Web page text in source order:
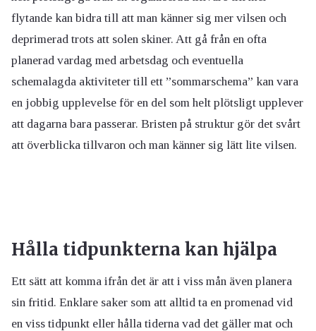
flytande kan bidra till att man känner sig mer vilsen och
deprimerad trots att solen skiner. Att gå från en ofta
planerad vardag med arbetsdag och eventuella
schemalagda aktiviteter till ett ”sommarschema” kan vara
en jobbig upplevelse för en del som helt plötsligt upplever
att dagarna bara passerar. Bristen på struktur gör det svårt
att överblicka tillvaron och man känner sig lätt lite vilsen.
Hålla tidpunkterna kan hjälpa
Ett sätt att komma ifrån det är att i viss mån även planera
sin fritid. Enklare saker som att alltid ta en promenad vid
en viss tidpunkt eller hålla tiderna vad det gäller mat och